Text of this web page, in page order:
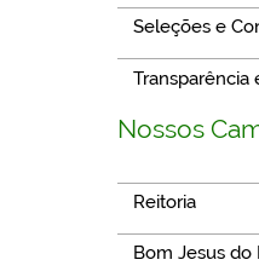
Seleções e
Transparência
Nossos
Reitoria
Bom Jesus do